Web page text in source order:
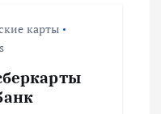
карты